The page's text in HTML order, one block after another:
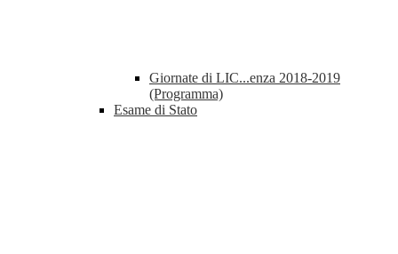
Giornate di LIC...enza 2018-2019
(Programma)
Esame di Stato